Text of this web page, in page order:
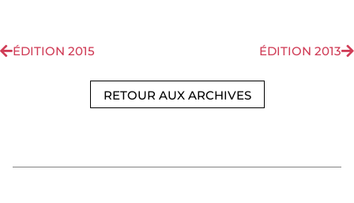
ÉDITION 2015 ÉDITION 2013
RETOUR AUX ARCHIVES